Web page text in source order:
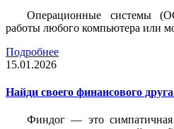
Операционные системы
работы любого компьютера или
Подробнее
15.01.2026
Найди своего финансового
Финдог — это симпатичная